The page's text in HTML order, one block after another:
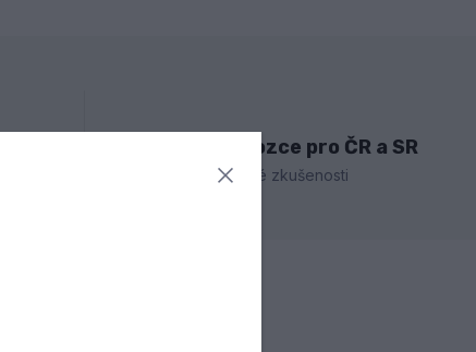
Výhradní dovozce pro ČR a SR
mnohaleté zkušenosti